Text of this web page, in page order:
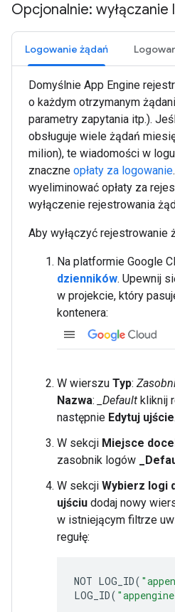
Opcjonalnie: wyłączanie
Logowanie żądań
Domyślnie App Engine
o każdym otrzymanym
parametry zapytania itp.).
obsługuje wiele żądań
milion), te wiadomości w
znaczne opłaty za logowanie
wyeliminować opłaty za
wyłączenie rejestrowania
Aby wyłączyć rejestrowanie
Na platformie Google
dzienników. Upewnij
w projekcie, który
kontenera:
W wierszu Typ:
Nazwa: _Default kliknij
następnie Edytuj ujście.
W sekcji Miejsce
zasobnik logów
W sekcji Wybierz logi
ujściu dodaj nowy
w istniejącym filtrze
regułę:
NOT LOG_ID(
LOG_ID(